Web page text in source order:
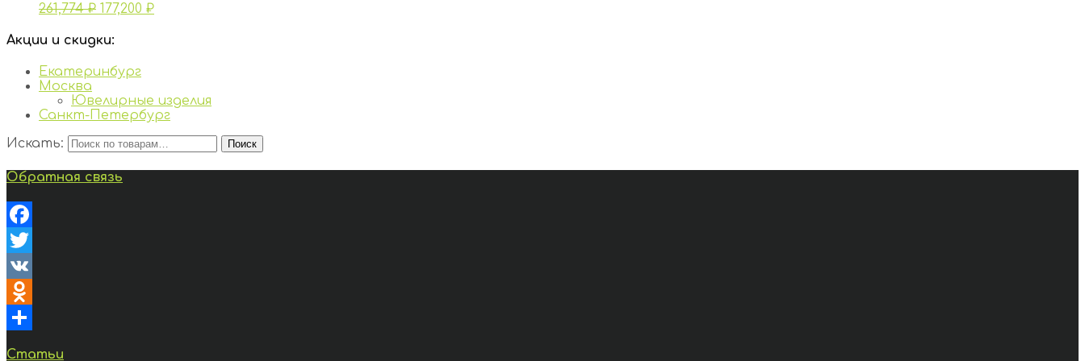
261,774₽ 177,200 ₽
Акции и скидки:
Екатеринбург
Москва
Ювелирные изделия
Санкт-Петербург
Искать:
Поиск
Обратная связь
Facebook
Twitter
VK
Odnoklassniki
Статьи